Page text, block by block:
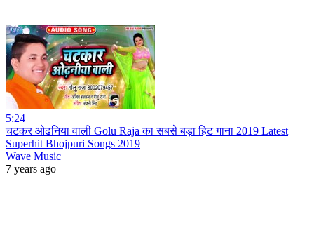
5:24
चटकर ओढनिया वाली Golu Raja का सबसे बड़ा हिट गाना 2019 Latest
Superhit Bhojpuri Songs 2019
Wave Music
7 years ago